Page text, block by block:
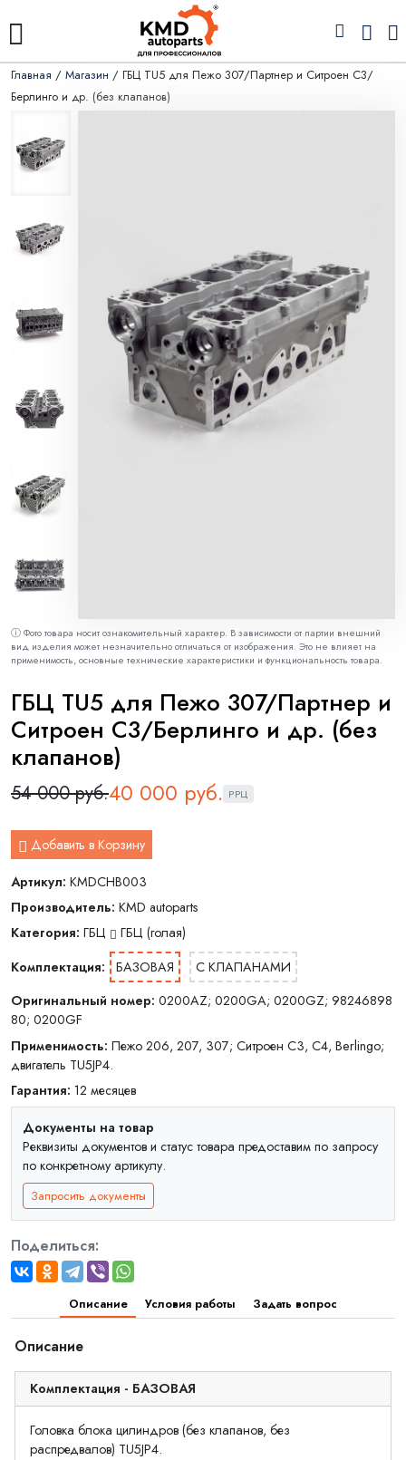
Главная / Магазин / ГБЦ TU5 для Пежо 307/Партнер и Ситроен С3/
Берлинго и др. (без клапанов)
ⓘ Фото товара носит ознакомительный характер. В зависимости от партии внешний
вид изделия может незначительно отличаться от изображения. Это не влияет на
применимость, основные технические характеристики и функциональность товара.
ГБЦ TU5 для Пежо 307/Партнер и
Ситроен С3/Берлинго и др. (без
клапанов)
54 000 руб.40 000 руб. РРЦ
Добавить в Корзину
Артикул: KMDCHB003
Производитель: KMD autoparts
Категория: ГБЦ
ГБЦ (голая)
Комплектация:
БАЗОВАЯ
С КЛАПАНАМИ
Оригинальный номер: 0200AZ; 0200GA; 0200GZ; 98246898
80; 0200GF
Применимость: Пежо 206, 207, 307; Ситроен C3, C4, Berlingo;
двигатель TU5JP4.
Гарантия: 12 месяцев
Документы на товар
Реквизиты документов и статус товара предоставим по запросу
по конкретному артикулу.
Запросить документы
Поделиться:
Описание Условия работы Задать вопрос
Описание
Комплектация - БАЗОВАЯ
Головка блока цилиндров (без клапанов, без
распредвалов) TU5JP4.